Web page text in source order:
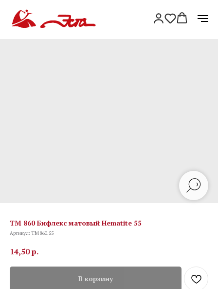
TM 860 Бифлекс матовый Hematite 55
Артикул:TM 860.55
14,50р.
В корзину